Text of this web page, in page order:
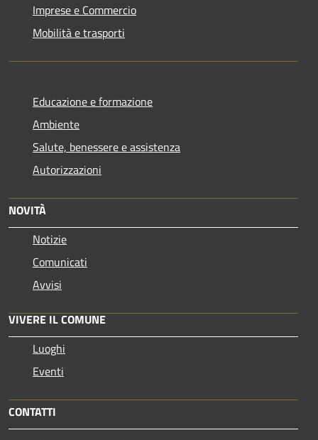
Imprese e Commercio
Mobilità e trasporti
Educazione e formazione
Ambiente
Salute, benessere e assistenza
Autorizzazioni
NOVITÀ
Notizie
Comunicati
Avvisi
VIVERE IL COMUNE
Luoghi
Eventi
CONTATTI